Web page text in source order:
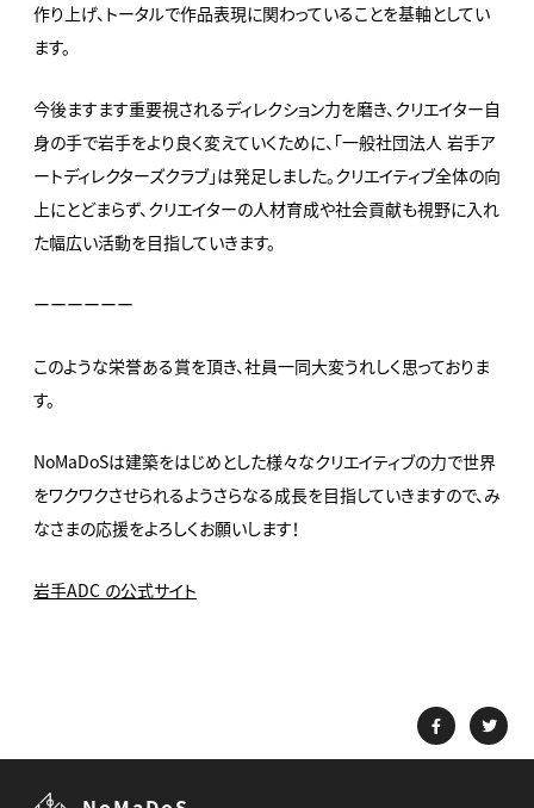
作り上げ、トータルで作品表現に関わっていることを基軸としてい
ます。
今後ますます重要視されるディレクション力を磨き、クリエイター自
身の手で岩手をより良く変えていくために、「一般社団法人 岩手ア
ートディレクターズクラブ」は発足しました。クリエイティブ全体の向
上にとどまらず、クリエイターの人材育成や社会貢献も視野に入れ
た幅広い活動を目指していきます。
ーーーーーー
このような栄誉ある賞を頂き、社員一同大変うれしく思っておりま
す。
NoMaDoSは建築をはじめとした様々なクリエイティブの力で世界
をワクワクさせられるようさらなる成長を目指していきますので、み
なさまの応援をよろしくお願いします！
岩手ADC の公式サイト